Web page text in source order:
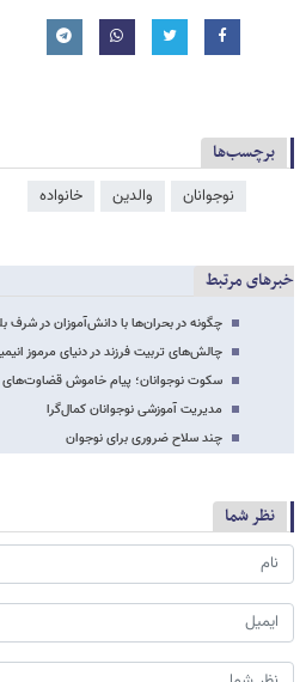
برچسب‌ها
نوجوانان والدین خانواده
خبرهای مرتبط
چگونه در بحران‌ها با دانش‌آموزان در شرف
چالش‌های تربیت فرزند در دنیای مرموز
سکوت نوجوانان؛ پیام خاموش قضاوت‌های
مدیریت آموزشی نوجوانان کمال‌گرا
چند سلاح ضروری برای نوجوان
نظر شما